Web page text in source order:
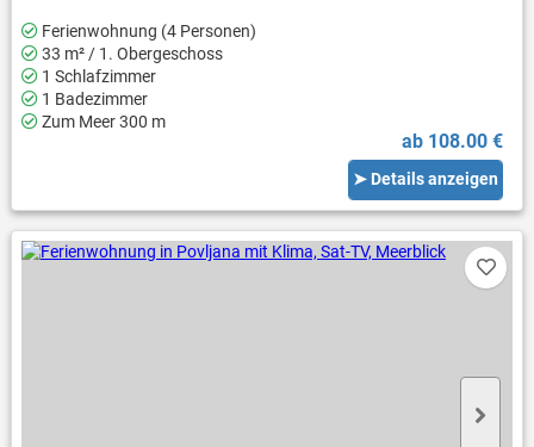
Ferienwohnung (4 Personen)
33 m² / 1. Obergeschoss
1 Schlafzimmer
1 Badezimmer
Zum Meer 300 m
ab 108.00 €
➤ Details anzeigen